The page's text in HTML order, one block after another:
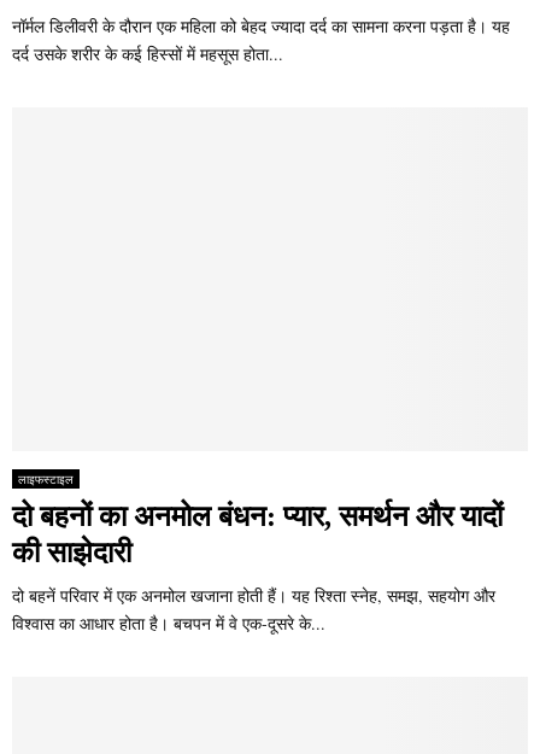
नॉर्मल डिलीवरी के दौरान एक महिला को बेहद ज्यादा दर्द का सामना करना पड़ता है। यह
दर्द उसके शरीर के कई हिस्सों में महसूस होता...
लाइफस्टाइल
दो बहनों का अनमोल बंधन: प्यार, समर्थन और यादों
की साझेदारी
दो बहनें परिवार में एक अनमोल खजाना होती हैं। यह रिश्ता स्नेह, समझ, सहयोग और
विश्वास का आधार होता है। बचपन में वे एक-दूसरे के...